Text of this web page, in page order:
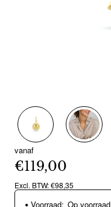
vanaf
€119,00
Excl. BTW: €98,35
Voorraad: Op voorraad